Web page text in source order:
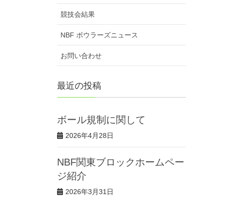
競技会結果
NBF ボウラーズニュース
お問い合わせ
最近の投稿
ボール規制に関して
2026年4月28日
NBF関東ブロックホームペー
ジ紹介
2026年3月31日